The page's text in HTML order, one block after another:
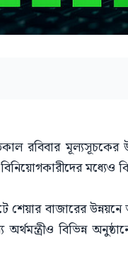
রবিবার মূল্যসূচকের
মধ্যেও
শেয়ার বাজারের
বিভিন্ন